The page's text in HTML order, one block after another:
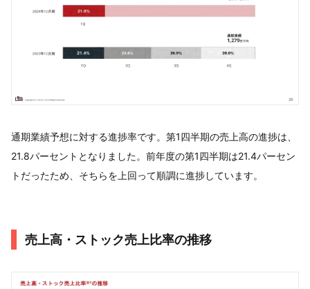
通期業績予想に対する進捗率です。第1四半期の売上高の進捗は、
21.8パーセントとなりました。前年度の第1四半期は21.4パーセン
トだったため、そちらを上回って順調に進捗しています。
売上高・ストック売上比率の推移